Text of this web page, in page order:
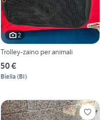
2
Trolley-zaino per animali
50 €
Biella (BI)